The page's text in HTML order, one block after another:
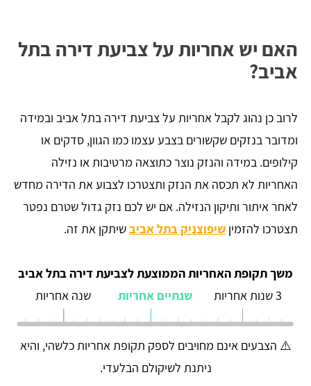
האם יש אחריות על צביעת דירה בתל
אביב?
לרוב כן נהוג לקבל אחריות על צביעת דירה בתל אביב ובמידה
ומדובר בנזקים שקשורים בצבע עצמו כמו הגוון, סדקים או
קילופים. במידה והנזק נוצר כתוצאה מרטיבות או נזילה
האחריות לא תכסה את הנזק ותצטרכו לצבוע את הדירה מחדש
לאחר איתור ותיקון הנזילה. אם יש לכם נזק גדול שטרם נפטר
תצטרכו להזמין שיפוצניק בתל אביבשיתקן את זה.
משך תקופת האחריות הממוצעת לצביעת דירה בתל אביב
3 שנות אחריות
שנתיים אחריות שנה אחריות
⚠️ הצבעים אינם מחויבים לספק תקופת אחריות כלשהי, והיא
ניתנת לשיקולם הבלעדי.